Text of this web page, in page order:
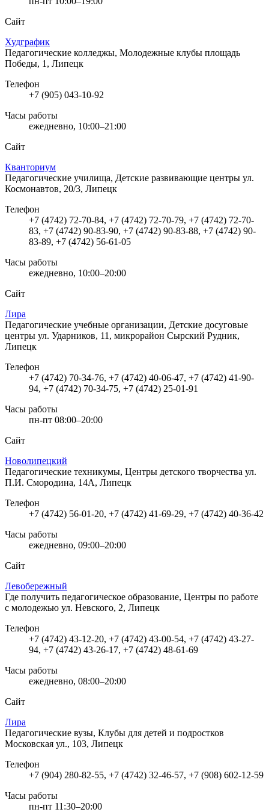
Сайт
Худграфик
Педагогические колледжы, Молодежные клубы площадь
Победы, 1, Липецк
Телефон
+7 (905) 043-10-92
Часы работы
ежедневно, 10:00–21:00
Сайт
Кванториум
Педагогические училища, Детские развивающие центры ул.
Космонавтов, 20/3, Липецк
Телефон
+7 (4742) 72-70-84, +7 (4742) 72-70-79, +7 (4742) 72-70-
83, +7 (4742) 90-83-90, +7 (4742) 90-83-88, +7 (4742) 90-
83-89, +7 (4742) 56-61-05
Часы работы
ежедневно, 10:00–20:00
Сайт
Лира
Педагогические учебные организации, Детские досуговые
центры ул. Ударников, 11, микрорайон Сырский Рудник,
Липецк
Телефон
+7 (4742) 70-34-76, +7 (4742) 40-06-47, +7 (4742) 41-90-
94, +7 (4742) 70-34-75, +7 (4742) 25-01-91
Часы работы
пн-пт 08:00–20:00
Сайт
Новолипецкий
Педагогические техникумы, Центры детского творчества ул.
П.И. Смородина, 14А, Липецк
Телефон
+7 (4742) 56-01-20, +7 (4742) 41-69-29, +7 (4742) 40-36-42
Часы работы
ежедневно, 09:00–20:00
Сайт
Левобережный
Где получить педагогическое образование, Центры по работе
с молодежью ул. Невского, 2, Липецк
Телефон
+7 (4742) 43-12-20, +7 (4742) 43-00-54, +7 (4742) 43-27-
94, +7 (4742) 43-26-17, +7 (4742) 48-61-69
Часы работы
ежедневно, 08:00–20:00
Сайт
Лира
Педагогические вузы, Клубы для детей и подростков
Московская ул., 103, Липецк
Телефон
+7 (904) 280-82-55, +7 (4742) 32-46-57, +7 (908) 602-12-59
Часы работы
пн-пт 11:30–20:00